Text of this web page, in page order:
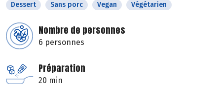
Dessert Sans porc Vegan Végétarien
Nombre de personnes
6 personnes
Préparation
20 min